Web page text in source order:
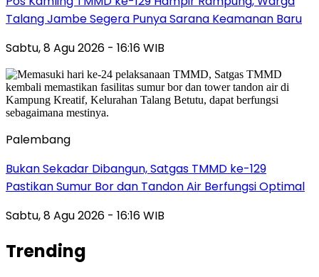
Talang Jambe Segera Punya Sarana Keamanan Baru
Sabtu, 8 Agu 2026 - 16:16 WIB
Palembang
Bukan Sekadar Dibangun, Satgas TMMD ke-129
Pastikan Sumur Bor dan Tandon Air Berfungsi Optimal
Sabtu, 8 Agu 2026 - 16:16 WIB
Trending